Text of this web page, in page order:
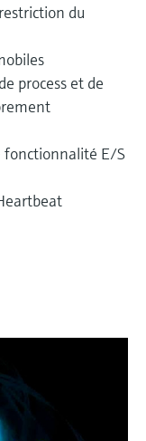
du
process et de
fonctionnalité E/S